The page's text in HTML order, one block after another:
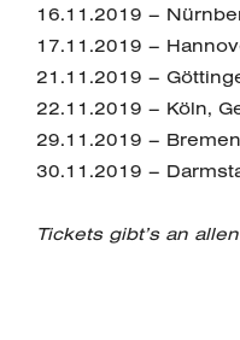
16.11.2019 –
17.11.2019 –
21.11.2019 –
22.11.2019 – Köln,
29.11.2019 –
30.11.2019 –
Tickets gibt’s an